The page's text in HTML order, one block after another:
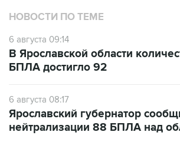
НОВОСТИ ПО ТЕМЕ
6 августа 09:14
В Ярославской области
БПЛА достигло 92
6 августа 08:17
Ярославский губернатор
нейтрализации 88 БПЛА над